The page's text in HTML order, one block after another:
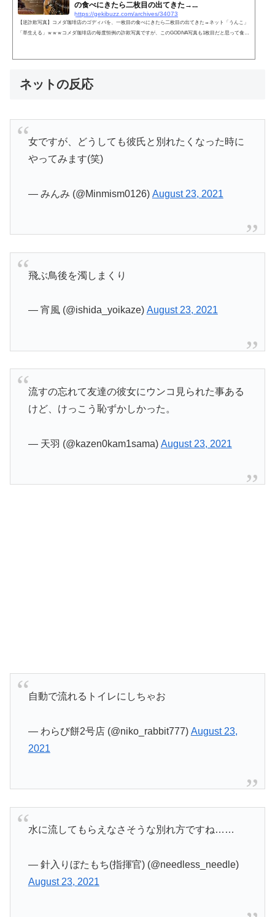
の食べにきたら二枚目の出てきた→...
https://gekibuzz.com/archives/34073
【逆詐欺写真】コメダ珈琲店のゴディバを、一枚目の食べにきたら二枚目の出てきた→ネット「うんこ」
「草生える」ｗｗｗコメダ珈琲店の毎度恒例の詐欺写真ですが、このGODIVA写真も1枚目だと思って食べ
ネットの反応
女ですが、どうしても彼氏と別れたくなった時に
やってみます(笑)
— みんみ (@Minmism0126) August 23, 2021
飛ぶ鳥後を濁しまくり
— 宵風 (@ishida_yoikaze) August 23, 2021
流すの忘れて友達の彼女にウンコ見られた事ある
けど、けっこう恥ずかしかった。
— 天羽 (@kazen0kam1sama) August 23, 2021
自動で流れるトイレにしちゃお
— わらび餅2号店 (@niko_rabbit777) August 23,
2021
水に流してもらえなさそうな別れ方ですね……
— 針入りぼたもち(指揮官) (@needless_needle)
August 23, 2021